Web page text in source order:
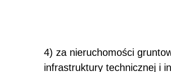
4) za nieruchomości
infrastruktury technicznej i